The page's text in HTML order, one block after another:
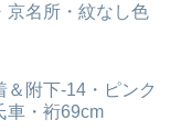
京名所・紋なし色
＆附下-14・ピンク
車・裄69cm